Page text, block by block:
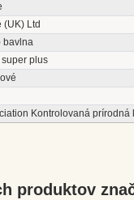
(UK) Ltd
bavlna
plus
Kontrolovaná prírodná
produktov